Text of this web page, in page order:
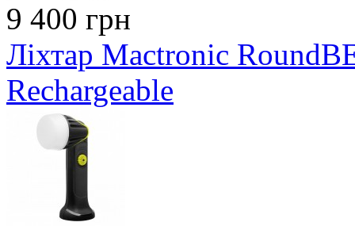
9 400 грн
Ліхтар Mactronic
Rechargeable